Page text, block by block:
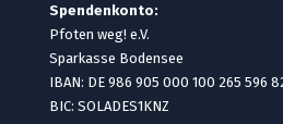
Spendenkonto:
Pfoten weg! e.V.
Sparkasse Bodensee
IBAN: DE 986 905 000 100 265 596
BIC: SOLADES1KNZ